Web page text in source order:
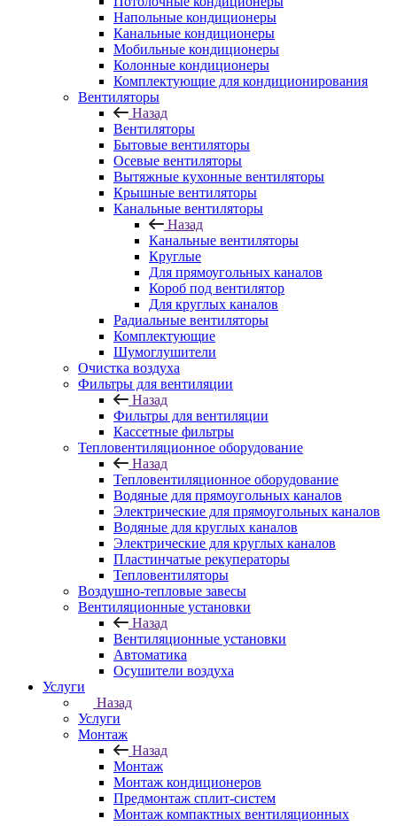
Напольные кондиционеры
Канальные кондиционеры
Мобильные кондиционеры
Колонные кондиционеры
Комплектующие для кондиционирования
Вентиляторы
Назад
Вентиляторы
Бытовые вентиляторы
Осевые вентиляторы
Вытяжные кухонные вентиляторы
Крышные вентиляторы
Канальные вентиляторы
Назад
Канальные вентиляторы
Круглые
Для прямоугольных каналов
Короб под вентилятор
Для круглых каналов
Радиальные вентиляторы
Комплектующие
Шумоглушители
Очистка воздуха
Фильтры для вентиляции
Назад
Фильтры для вентиляции
Кассетные фильтры
Тепловентиляционное оборудование
Назад
Тепловентиляционное оборудование
Водяные для прямоугольных каналов
Электрические для прямоугольных каналов
Водяные для круглых каналов
Электрические для круглых каналов
Пластинчатые рекуператоры
Тепловентиляторы
Воздушно-тепловые завесы
Вентиляционные установки
Назад
Вентиляционные установки
Автоматика
Осушители воздуха
Услуги
Назад
Услуги
Монтаж
Назад
Монтаж
Монтаж кондиционеров
Предмонтаж сплит-систем
Монтаж компактных вентиляционных